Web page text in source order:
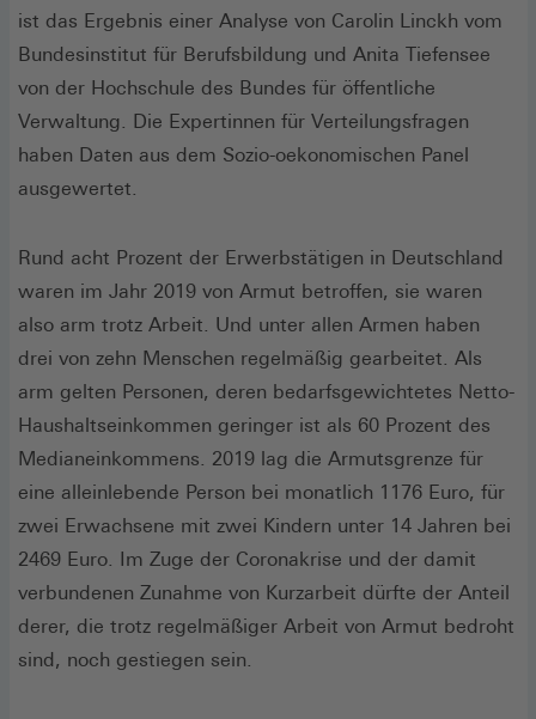
ist das Ergebnis einer Analyse von Carolin Linckh vom
Bundesinstitut für Berufsbildung und Anita Tiefensee
von der Hochschule des Bundes für öffentliche
Verwaltung. Die Expertinnen für Verteilungsfragen
haben Daten aus dem Sozio-oekonomischen Panel
ausgewertet.
Rund acht Prozent der Erwerbstätigen in Deutschland
waren im Jahr 2019 von Armut betroffen, sie waren
also arm trotz Arbeit. Und unter allen Armen haben
drei von zehn Menschen regelmäßig gearbeitet. Als
arm gelten Personen, deren bedarfsgewichtetes Netto-
Haushaltseinkommen geringer ist als 60 Prozent des
Medianeinkommens. 2019 lag die Armutsgrenze für
eine alleinlebende Person bei monatlich 1176 Euro, für
zwei Erwachsene mit zwei Kindern unter 14 Jahren bei
2469 Euro. Im Zuge der Coronakrise und der damit
verbundenen Zunahme von Kurzarbeit dürfte der Anteil
derer, die trotz regelmäßiger Arbeit von Armut bedroht
sind, noch gestiegen sein.